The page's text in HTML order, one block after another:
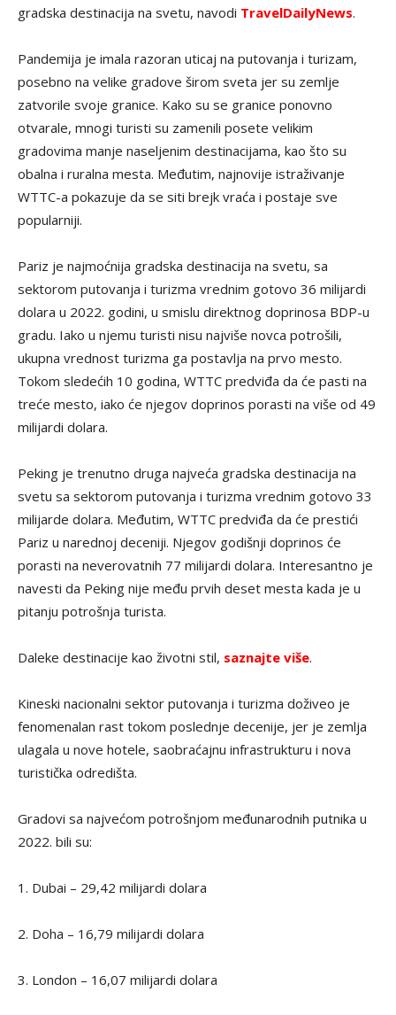
gradska destinacija na svetu, navodi TravelDailyNews.
Pandemija je imala razoran uticaj na putovanja i turizam,
posebno na velike gradove širom sveta jer su zemlje
zatvorile svoje granice. Kako su se granice ponovno
otvarale, mnogi turisti su zamenili posete velikim
gradovima manje naseljenim destinacijama, kao što su
obalna i ruralna mesta. Međutim, najnovije istraživanje
WTTC-a pokazuje da se siti brejk vraća i postaje sve
popularniji.
Pariz je najmoćnija gradska destinacija na svetu, sa
sektorom putovanja i turizma vrednim gotovo 36 milijardi
dolara u 2022. godini, u smislu direktnog doprinosa BDP-u
gradu. Iako u njemu turisti nisu najviše novca potrošili,
ukupna vrednost turizma ga postavlja na prvo mesto.
Tokom sledećih 10 godina, WTTC predviđa da će pasti na
treće mesto, iako će njegov doprinos porasti na više od 49
milijardi dolara.
Peking je trenutno druga najveća gradska destinacija na
svetu sa sektorom putovanja i turizma vrednim gotovo 33
milijarde dolara. Međutim, WTTC predviđa da će prestići
Pariz u narednoj deceniji. Njegov godišnji doprinos će
porasti na neverovatnih 77 milijardi dolara. Interesantno je
navesti da Peking nije među prvih deset mesta kada je u
pitanju potrošnja turista.
Daleke destinacije kao životni stil, saznajte više.
Kineski nacionalni sektor putovanja i turizma doživeo je
fenomenalan rast tokom poslednje decenije, jer je zemlja
ulagala u nove hotele, saobraćajnu infrastrukturu i nova
turistička odredišta.
Gradovi sa najvećom potrošnjom međunarodnih putnika u
2022. bili su:
1. Dubai – 29,42 milijardi dolara
2. Doha – 16,79 milijardi dolara
3. London – 16,07 milijardi dolara